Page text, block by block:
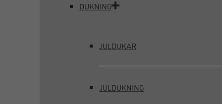
DUKNING
JULDUKAR
JULDUKNING